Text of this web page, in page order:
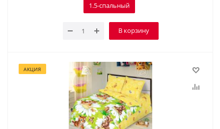
1.5-спальный
В корзину
АКЦИЯ